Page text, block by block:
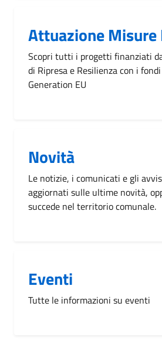
Attuazione Misure
Scopri tutti i progetti finanziati
di Ripresa e Resilienza con i
Generation EU
Novità
Le notizie, i comunicati e gli
aggiornati sulle ultime novità,
succede nel territorio comunale.
Eventi
Tutte le informazioni su eventi